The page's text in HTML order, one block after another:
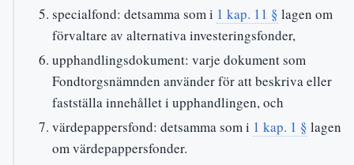
specialfond: detsamma som i 1 kap. 11 § lagen om
förvaltare av alternativa investeringsfonder,
upphandlingsdokument: varje dokument som
Fondtorgsnämnden använder för att beskriva eller
fastställa innehållet i upphandlingen, och
värdepappersfond: detsamma som i 1 kap. 1 § lagen
om värdepappersfonder.